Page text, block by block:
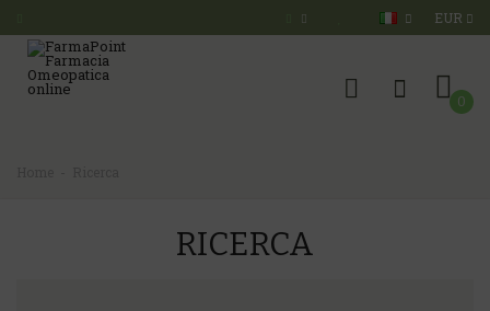
EUR
0
RICERCA